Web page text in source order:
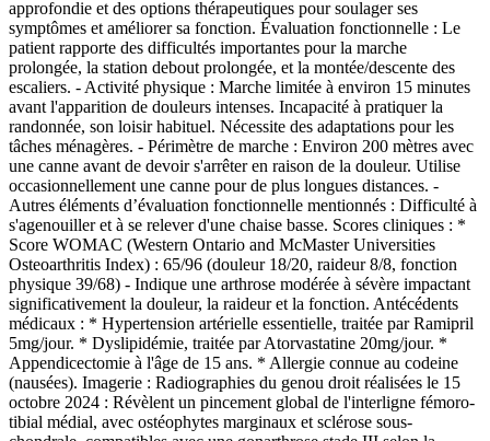
approfondie et des options thérapeutiques pour soulager ses
symptômes et améliorer sa fonction. Évaluation fonctionnelle : Le
patient rapporte des difficultés importantes pour la marche
prolongée, la station debout prolongée, et la montée/descente des
escaliers. - Activité physique : Marche limitée à environ 15 minutes
avant l'apparition de douleurs intenses. Incapacité à pratiquer la
randonnée, son loisir habituel. Nécessite des adaptations pour les
tâches ménagères. - Périmètre de marche : Environ 200 mètres avec
une canne avant de devoir s'arrêter en raison de la douleur. Utilise
occasionnellement une canne pour de plus longues distances. -
Autres éléments d’évaluation fonctionnelle mentionnés : Difficulté à
s'agenouiller et à se relever d'une chaise basse. Scores cliniques : *
Score WOMAC (Western Ontario and McMaster Universities
Osteoarthritis Index) : 65/96 (douleur 18/20, raideur 8/8, fonction
physique 39/68) - Indique une arthrose modérée à sévère impactant
significativement la douleur, la raideur et la fonction. Antécédents
médicaux : * Hypertension artérielle essentielle, traitée par Ramipril
5mg/jour. * Dyslipidémie, traitée par Atorvastatine 20mg/jour. *
Appendicectomie à l'âge de 15 ans. * Allergie connue au codeine
(nausées). Imagerie : Radiographies du genou droit réalisées le 15
octobre 2024 : Révèlent un pincement global de l'interligne fémoro-
tibial médial, avec ostéophytes marginaux et sclérose sous-